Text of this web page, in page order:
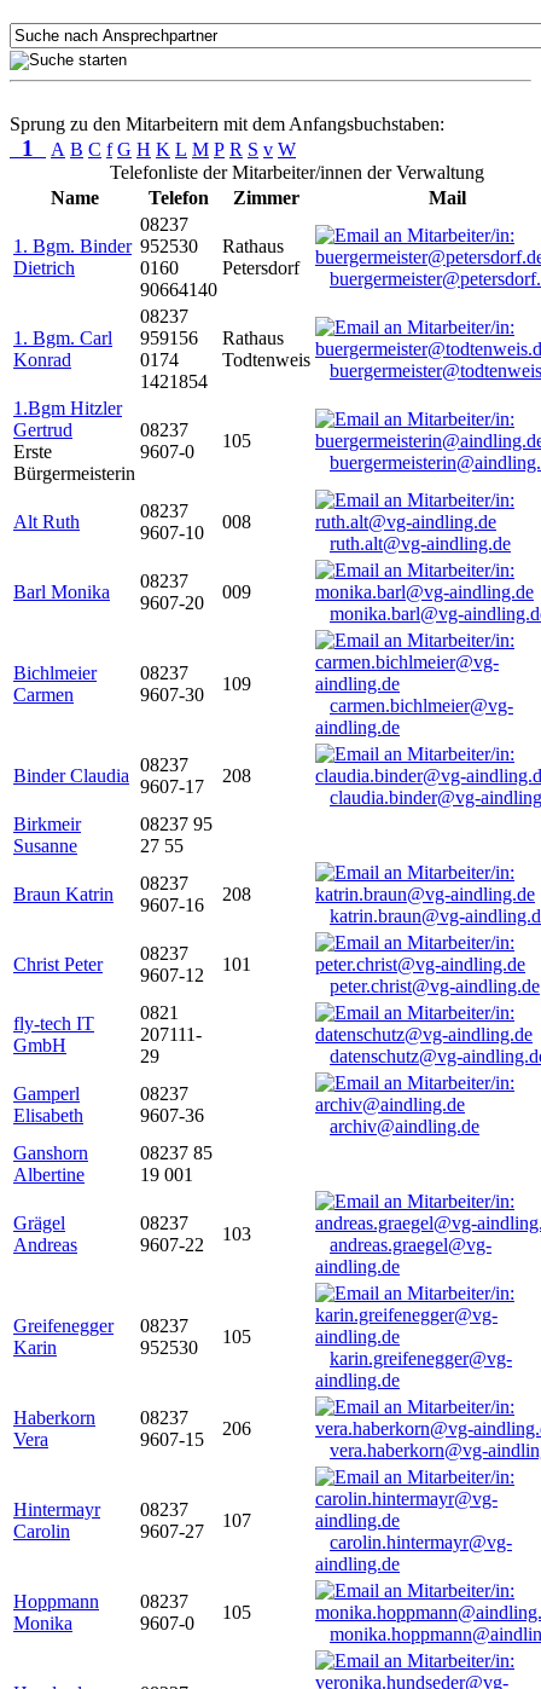
Sprung zu den Mitarbeitern mit dem Anfangsbuchstaben:
1 A B C f G H K L M P R S v W
Telefonliste der Mitarbeiter/innen der Verwaltung
Name
Telefon Zimmer Mail
1. Bgm. Binder
Dietrich
08237
952530
0160
90664140
Rathaus
Petersdorf
1. Bgm. Carl
Konrad
08237
959156
0174
1421854
Rathaus
Todtenweis
1.Bgm Hitzler
Gertrud
Erste
Bürgermeisterin
08237
9607-0
105
Alt Ruth
08237
9607-10
008
ruth.alt@vg-aindling.de
Barl Monika
08237
9607-20
009
monika.barl@vg-
Bichlmeier
Carmen
08237
9607-30
109
carmen.bichlmeier@vg-
aindling.de
Binder Claudia
08237
9607-17
208
claudia.binder@vg-
Birkmeir
Susanne
08237 95
27 55
Braun Katrin
08237
9607-16
208
katrin.braun@vg-
Christ Peter
08237
9607-12
101
peter.christ@vg-aindling.de
fly-tech IT
GmbH
0821
207111-
29
datenschutz@vg-
Gamperl
Elisabeth
08237
9607-36
archiv@aindling.de
Ganshorn
Albertine
08237 85
19 001
Grägel
Andreas
08237
9607-22
103
andreas.graegel@vg-
aindling.de
Greifenegger
Karin
08237
952530
105
karin.greifenegger@vg-
aindling.de
Haberkorn
Vera
08237
9607-15
206
vera.haberkorn@vg-
Hintermayr
Carolin
08237
9607-27
107
carolin.hintermayr@vg-
aindling.de
Hoppmann
Monika
08237
9607-0
105